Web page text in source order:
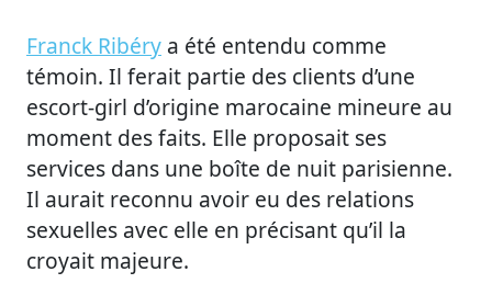
Franck Ribéry a été entendu comme
témoin. Il ferait partie des clients d’une
escort-girl d’origine marocaine mineure au
moment des faits. Elle proposait ses
services dans une boîte de nuit parisienne.
Il aurait reconnu avoir eu des relations
sexuelles avec elle en précisant qu’il la
croyait majeure.